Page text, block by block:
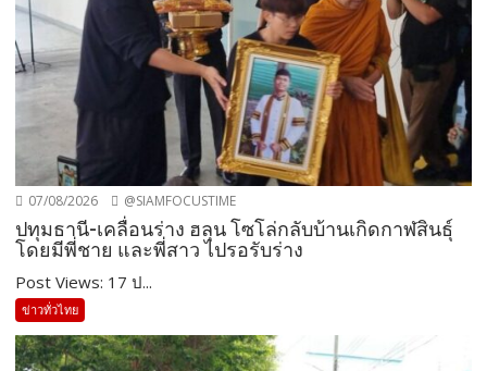
07/08/2026 @SIAMFOCUSTIME
ปทุมธานี-เคลื่อนร่าง ฮลุน โซโล่กลับบ้านเกิดกาฬสินธุ์
โดยมีพี่ชาย และพี่สาว ไปรอรับร่าง
Post Views: 17 ป...
ข่าวทั่วไทย